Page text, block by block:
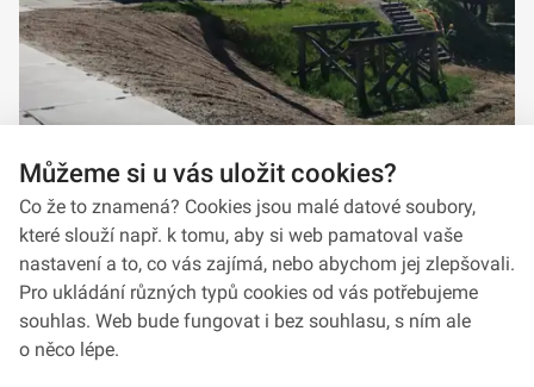
Můžeme si u vás uložit cookies?
Co že to znamená? Cookies jsou malé datové soubory,
které slouží např. k tomu, aby si web pamatoval vaše
nastavení a to, co vás zajímá, nebo abychom jej zlepšovali.
Pro ukládání různých typů cookies od vás potřebujeme
souhlas. Web bude fungovat i bez souhlasu, s ním ale
o něco lépe.